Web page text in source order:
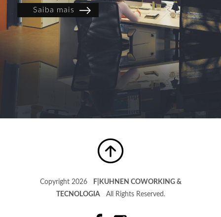
Saiba mais
Copyright 2026
F|KUHNEN COWORKING &
TECNOLOGIAAll Rights Reserved.